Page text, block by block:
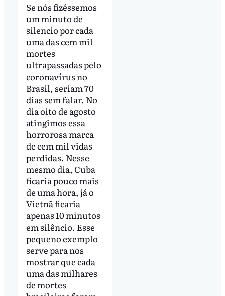
Se nós fizéssemos
um minuto de
silencio por cada
uma das cem mil
mortes
ultrapassadas pelo
coronavírus no
Brasil, seriam 70
dias sem falar. No
dia oito de agosto
atingimos essa
horrorosa marca
de cem mil vidas
perdidas. Nesse
mesmo dia, Cuba
ficaria pouco mais
de uma hora, já o
Vietnã ficaria
apenas 10 minutos
em silêncio. Esse
pequeno exemplo
serve para nos
mostrar que cada
uma das milhares
de mortes